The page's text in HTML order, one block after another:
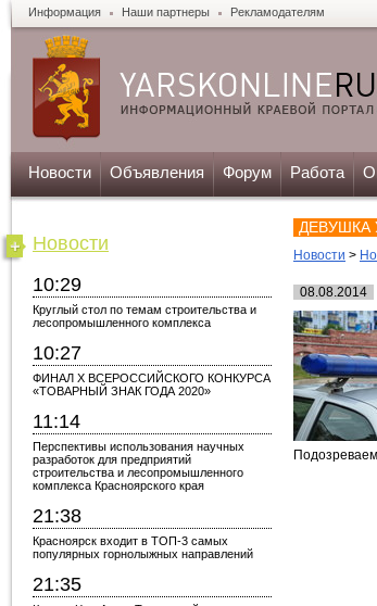
Информация Наши партнеры Рекламодателям
Новости Объявления Форум Работа
Новости
10:29
Круглый стол по темам строительства и
лесопромышленного комплекса
10:27
ФИНАЛ X ВСЕРОССИЙСКОГО КОНКУРСА
«ТОВАРНЫЙ ЗНАК ГОДА 2020»
11:14
Перспективы использования научных
разработок для предприятий
строительства и лесопромышленного
комплекса Красноярского края
21:38
Красноярск входит в ТОП-3 самых
популярных горнолыжных направлений
21:35
ДЕВУШКА
Новости >
08.08.2014